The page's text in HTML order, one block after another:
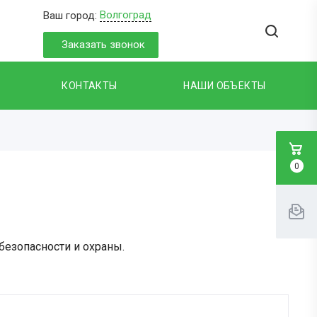
Ваш город: Волгоград
Заказать звонок
КОНТАКТЫ НАШИ ОБЪЕКТЫ
и охраны.
0